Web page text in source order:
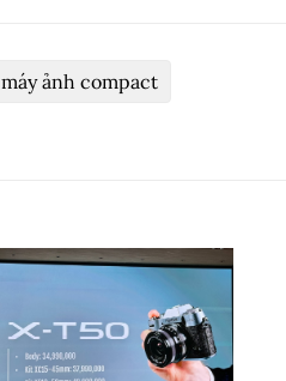
máy ảnh compact